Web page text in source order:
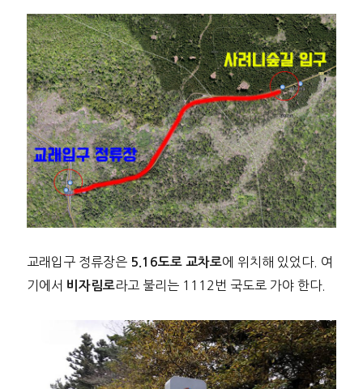
교래입구 정류장은 5.16도로 교차로에 위치해 있었다. 여
기에서 비자림로라고 불리는 1112번 국도로 가야 한다.